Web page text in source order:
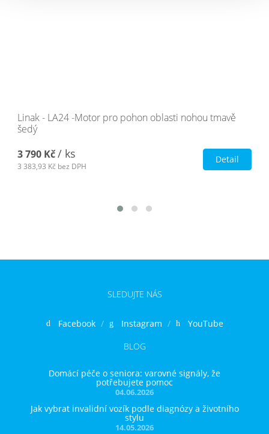
Linak - LA24 -Motor pro pohon oblasti nohou tmavě
šedý
3 790 Kč/ ks
3 383,93 Kč bez DPH
Detail
SLEDUJTE NÁS
Facebook Instagram
YouTube
BLOG
04.06.2026
Domácí péče o seniora: varovné signály, že
potřebujete pomoc
14.05.2026
Jak vybrat invalidní vozík podle diagnózy a životního
stylu